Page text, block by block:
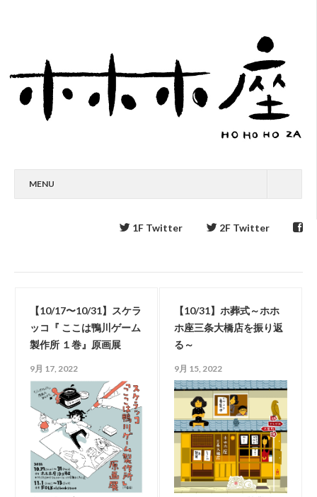
MENU
1F Twitter 2F Twitter
【10/17〜10/31】スケラ
ッコ『 ここは鴨川ゲーム
製作所 １巻』原画展
9月 17, 2022
【10/31】ホ葬式～ホホ
ホ座三条大橋店を振り返
る～
9月 15, 2022